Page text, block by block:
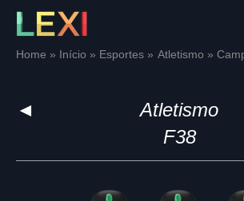
Skip
contentHome Início Esportes Atletismo
◄
Atletismo
F38